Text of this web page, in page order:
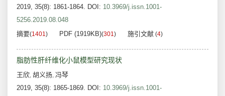
2019, 35(8): 1861-1864. DOI: 10.3969/j.issn.1001-
5256.2019.08.048
摘要(1401) PDF (1919KB)(301) 施引文献 (4)
脂肪性肝纤维化小鼠模型研究现状
王欣, 胡义扬, 冯琴
2019, 35(8): 1865-1869. DOI: 10.3969/j.issn.1001-